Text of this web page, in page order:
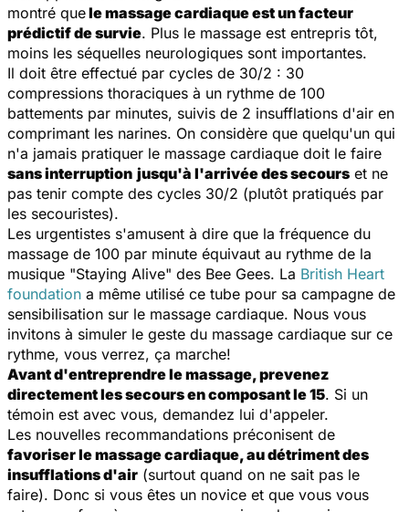
montré quele massage cardiaque est un facteur
prédictif de survie. Plus le massage est entrepris tôt,
moins les séquelles neurologiques sont importantes.
Il doit être effectué par cycles de 30/2 : 30
compressions thoraciques à un rythme de 100
battements par minutes, suivis de 2 insufflations d'air en
comprimant les narines. On considère que quelqu'un qui
n'a jamais pratiquer le massage cardiaque doit le faire
sans interruption jusqu'à l'arrivée des secours et ne
pas tenir compte des cycles 30/2 (plutôt pratiqués par
les secouristes).
Les urgentistes s'amusent à dire que la fréquence du
massage de 100 par minute équivaut au rythme de la
musique "Staying Alive" des Bee Gees. La British Heart
foundation a même utilisé ce tube pour sa campagne de
sensibilisation sur le massage cardiaque. Nous vous
invitons à simuler le geste du massage cardiaque sur ce
rythme, vous verrez, ça marche!
Avant d'entreprendre le massage, prevenez
directement les secours en composant le 15. Si un
témoin est avec vous, demandez lui d'appeler.
Les nouvelles recommandations préconisent de
favoriser le massage cardiaque, au détriment des
insufflations d'air (surtout quand on ne sait pas le
faire). Donc si vous êtes un novice et que vous vous